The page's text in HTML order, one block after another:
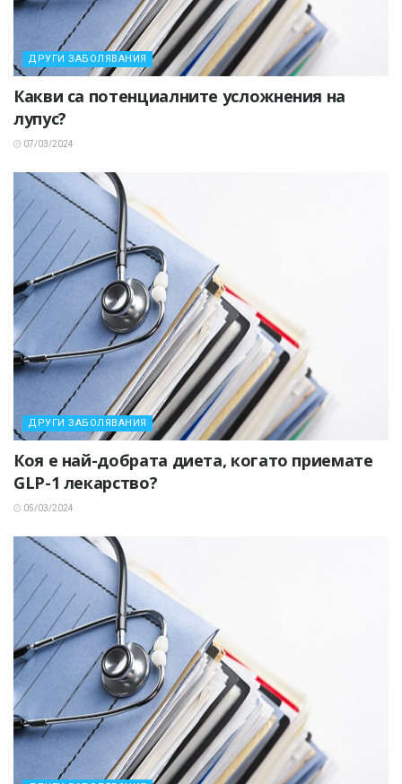
ДРУГИ ЗАБОЛЯВАНИЯ
Какви са потенциалните усложнения на
лупус?
07/03/2024
ДРУГИ ЗАБОЛЯВАНИЯ
Коя е най-добрата диета, когато приемате
GLP-1 лекарство?
05/03/2024